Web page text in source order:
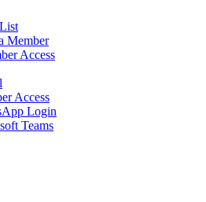
Member
Access
Access
Login
Teams